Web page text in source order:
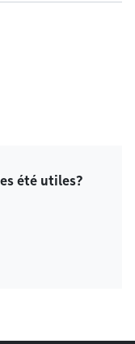
été utiles?